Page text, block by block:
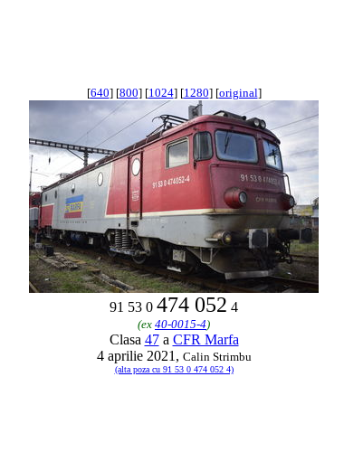
[640] [800] [1024] [1280] [original]
91 53 0 474 052 4
(ex 40-0015-4)
Clasa 47a CFR Marfa
4 aprilie 2021, Calin Strimbu
(alta poza cu 91 53 0 474 052 4)